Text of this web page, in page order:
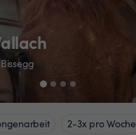
2-3x pro Woche